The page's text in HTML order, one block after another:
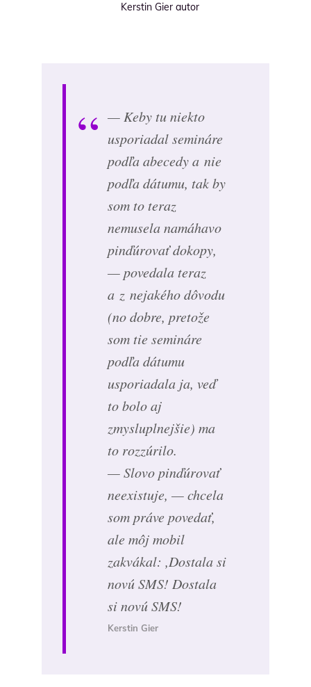
Kerstin Gier autor
— Keby tu niekto
usporiadal semináre
podľa abecedy a nie
podľa dátumu, tak by
som to teraz
nemusela namáhavo
pinďúrovať dokopy,
— povedala teraz
a z nejakého dôvodu
(no dobre, pretože
som tie semináre
podľa dátumu
usporiadala ja, veď
to bolo aj
zmysluplnejšie) ma
to rozzúrilo.
— Slovo pinďúrovať
neexistuje, — chcela
som práve povedať,
ale môj mobil
zakvákal: ,Dostala si
novú SMS! Dostala
si novú SMS!
Kerstin Gier